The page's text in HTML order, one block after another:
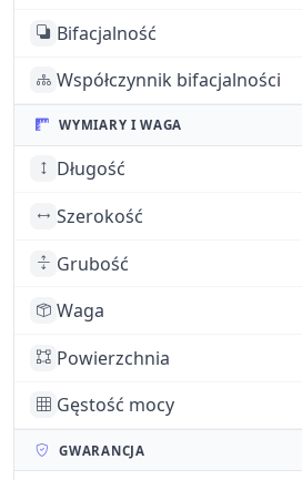
Bifacjalność
Współczynnik bifacjalności
WYMIARY I WAGA
Długość
Szerokość
Grubość
Waga
Powierzchnia
Gęstość mocy
GWARANCJA